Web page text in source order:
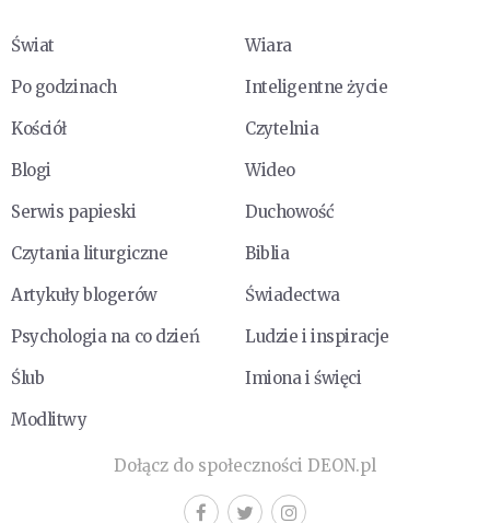
Świat
Wiara
Po godzinach
Inteligentne życie
Kościół
Czytelnia
Blogi
Wideo
Serwis papieski
Duchowość
Czytania liturgiczne
Biblia
Artykuły blogerów
Świadectwa
Psychologia na co dzień
Ludzie i inspiracje
Ślub
Imiona i święci
Modlitwy
Dołącz do społeczności DEON.pl